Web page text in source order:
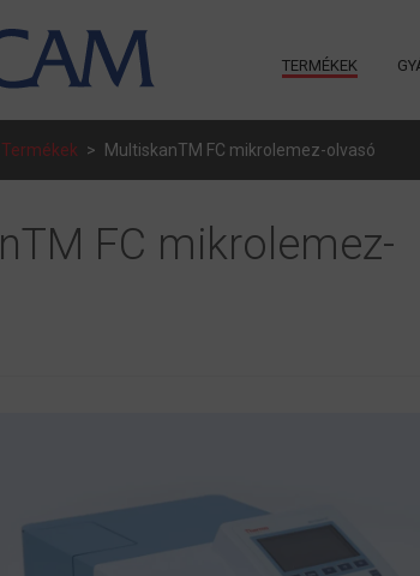
TERMÉKEK
Termékek > MultiskanTM FC mikrolemez-olvasó
FC mikrolemez-